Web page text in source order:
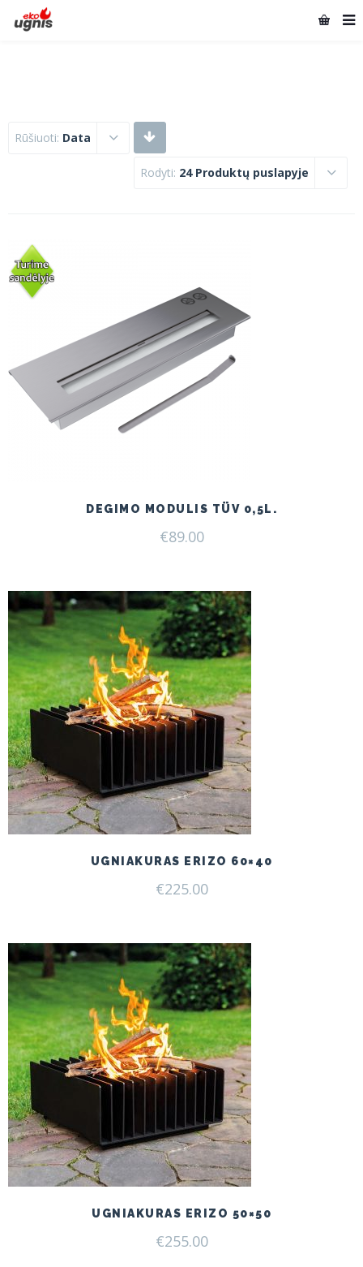
Rūšiuoti: Data
Rodyti: 24 Produktų puslapyje
DEGIMO MODULIS TÜV 0,5L.
€89.00
UGNIAKURAS ERIZO 60×40
€225.00
UGNIAKURAS ERIZO 50×50
€255.00